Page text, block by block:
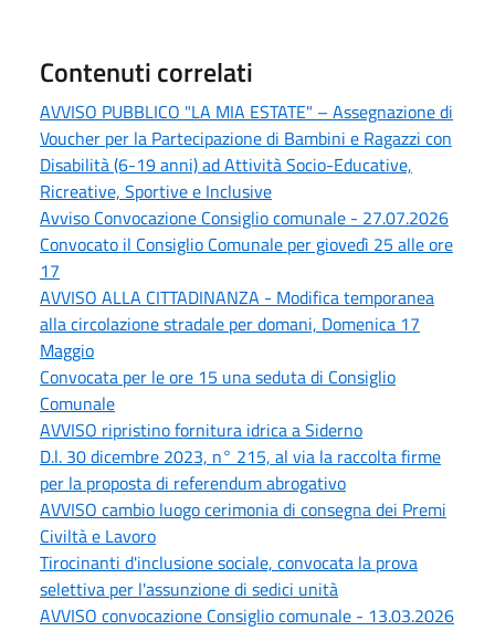
Contenuti correlati
AVVISO PUBBLICO "LA MIA ESTATE" – Assegnazione di
Voucher per la Partecipazione di Bambini e Ragazzi con
Disabilità (6-19 anni) ad Attività Socio-Educative,
Ricreative, Sportive e Inclusive
Avviso Convocazione Consiglio comunale - 27.07.2026
Convocato il Consiglio Comunale per giovedì 25 alle ore
17
AVVISO ALLA CITTADINANZA - Modifica temporanea
alla circolazione stradale per domani, Domenica 17
Maggio
Convocata per le ore 15 una seduta di Consiglio
Comunale
AVVISO ripristino fornitura idrica a Siderno
D.l. 30 dicembre 2023, n° 215, al via la raccolta firme
per la proposta di referendum abrogativo
AVVISO cambio luogo cerimonia di consegna dei Premi
Civiltà e Lavoro
Tirocinanti d'inclusione sociale, convocata la prova
selettiva per l'assunzione di sedici unità
AVVISO convocazione Consiglio comunale - 13.03.2026